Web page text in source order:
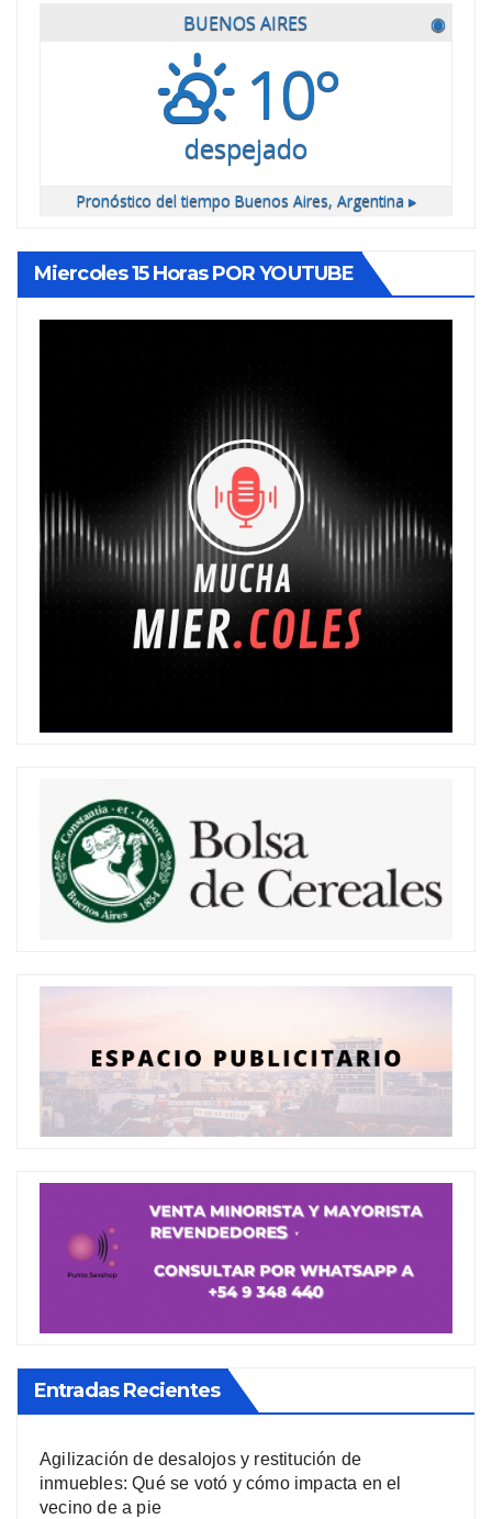
BUENOS AIRES ◉
10°
despejado
Pronóstico del tiempo Buenos Aires, Argentina ▸
Miercoles 15 Horas POR YOUTUBE
Entradas Recientes
Agilización de desalojos y restitución de
inmuebles: Qué se votó y cómo impacta en el
vecino de a pie